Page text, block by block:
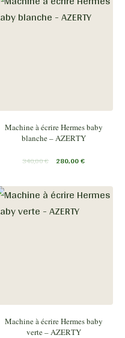
Machine à écrire Hermes baby
blanche – AZERTY
340,00€ 280,00€
Machine à écrire Hermes baby
verte – AZERTY